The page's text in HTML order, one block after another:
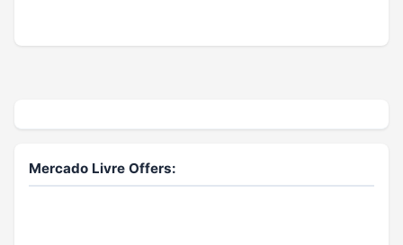
Mercado Livre Offers: